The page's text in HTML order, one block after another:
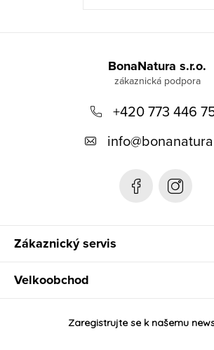
Zákaznický servis
Velkoobchod
BonaNatura s.r.o.
+420 773 446
info@
Zaregistrujte se k našemu